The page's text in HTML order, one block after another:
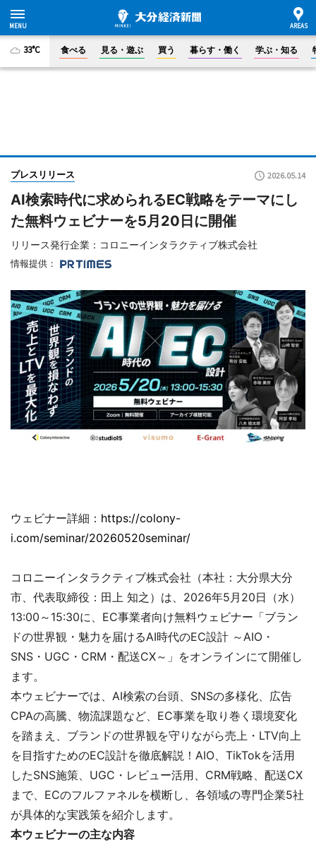
33°C 食べる 見る・遊ぶ 買う 暮らす・働く 学ぶ・知る
プレスリリース 2026.05.14
AI検索時代に求められるEC戦略をテーマにし
た無料ウェビナーを5月20日に開催
リリース発行企業：コロニーインタラクティブ株式会社
情報提供：
ウェビナー詳細： https://colony-
i.com/seminar/20260520seminar/
コロニーインタラクティブ株式会社（本社：大分県大分
市、代表取締役：田上 知之）は、2026年5月20日（水）
13:00～15:30に、EC事業者向け無料ウェビナー「ブラン
ドの世界観・魅力を届けるAI時代のEC設計 ～AIO・
SNS・UGC・CRM・配送CX～」をオンラインにて開催し
ます。
本ウェビナーでは、AI検索の台頭、SNSの多様化、広告
CPAの高騰、物流課題など、EC事業を取り巻く環境変化
を踏まえ、ブランドの世界観を守りながら売上・LTV向上
を目指すためのEC設計を徹底解説！AIO、TikTokを活用
したSNS施策、UGC・レビュー活用、CRM戦略、配送CX
まで、ECのフルファネルを横断し、各領域の専門企業5社
が具体的な実践策を紹介します。
本ウェビナーの主な内容